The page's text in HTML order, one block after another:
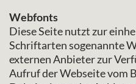
Webfonts
Diese Seite nutzt zur
Schriftarten sogenannte
externen Anbieter zur
Aufruf der Webseite vom